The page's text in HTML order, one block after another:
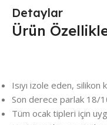
Detaylar
Ürün
Isıyı izole eden, silikon
Son derece parlak 18/
Tüm ocak tipleri için